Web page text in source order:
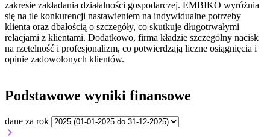
zakresie zakładania działalności gospodarczej. EMBIKO wyróżnia
się na tle konkurencji nastawieniem na indywidualne potrzeby
klienta oraz dbałością o szczegóły, co skutkuje długotrwałymi
relacjami z klientami. Dodatkowo, firma kładzie szczególny nacisk
na rzetelność i profesjonalizm, co potwierdzają liczne osiągnięcia i
opinie zadowolonych klientów.
Podstawowe wyniki finansowe
dane za rok